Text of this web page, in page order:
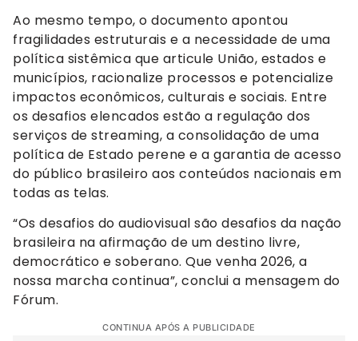
Ao mesmo tempo, o documento apontou
fragilidades estruturais e a necessidade de uma
política sistêmica que articule União, estados e
municípios, racionalize processos e potencialize
impactos econômicos, culturais e sociais. Entre
os desafios elencados estão a regulação dos
serviços de streaming, a consolidação de uma
política de Estado perene e a garantia de acesso
do público brasileiro aos conteúdos nacionais em
todas as telas.
“Os desafios do audiovisual são desafios da nação
brasileira na afirmação de um destino livre,
democrático e soberano. Que venha 2026, a
nossa marcha continua”, conclui a mensagem do
Fórum.
CONTINUA APÓS A PUBLICIDADE